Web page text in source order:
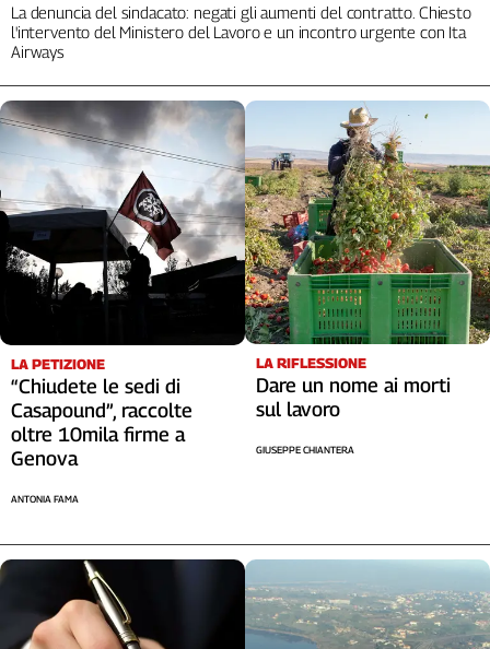
La denuncia del sindacato: negati gli aumenti del contratto. Chiesto
l'intervento del Ministero del Lavoro e un incontro urgente con Ita
Airways
LA PETIZIONE
“Chiudete le sedi di
Casapound”, raccolte
oltre 10mila firme a
Genova
ANTONIA FAMA
LA RIFLESSIONE
Dare un nome ai morti
sul lavoro
GIUSEPPE CHIANTERA